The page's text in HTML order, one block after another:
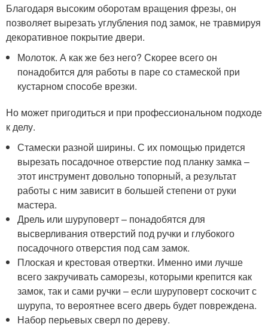
Благодаря высоким оборотам вращения фрезы, он
позволяет вырезать углубления под замок, не травмируя
декоративное покрытие двери.
Молоток. А как же без него? Скорее всего он
понадобится для работы в паре со стамеской при
кустарном способе врезки.
Но может пригодиться и при профессиональном подходе
к делу.
Стамески разной ширины. С их помощью придется
вырезать посадочное отверстие под планку замка –
этот инструмент довольно топорный, а результат
работы с ним зависит в большей степени от руки
мастера.
Дрель или шуруповерт – понадобятся для
высверливания отверстий под ручки и глубокого
посадочного отверстия под сам замок.
Плоская и крестовая отвертки. Именно ими лучше
всего закручивать саморезы, которыми крепится как
замок, так и сами ручки – если шуруповерт соскочит с
шурупа, то вероятнее всего дверь будет повреждена.
Набор перьевых сверл по дереву.